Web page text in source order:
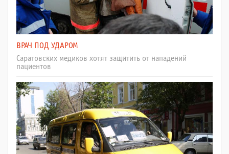
ВРАЧ ПОД УДАРОМ
Саратовских медиков хотят защитить от нападений
пациентов